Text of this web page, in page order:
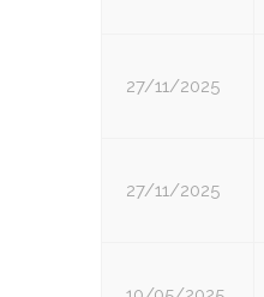
27/11/2025
27/11/2025